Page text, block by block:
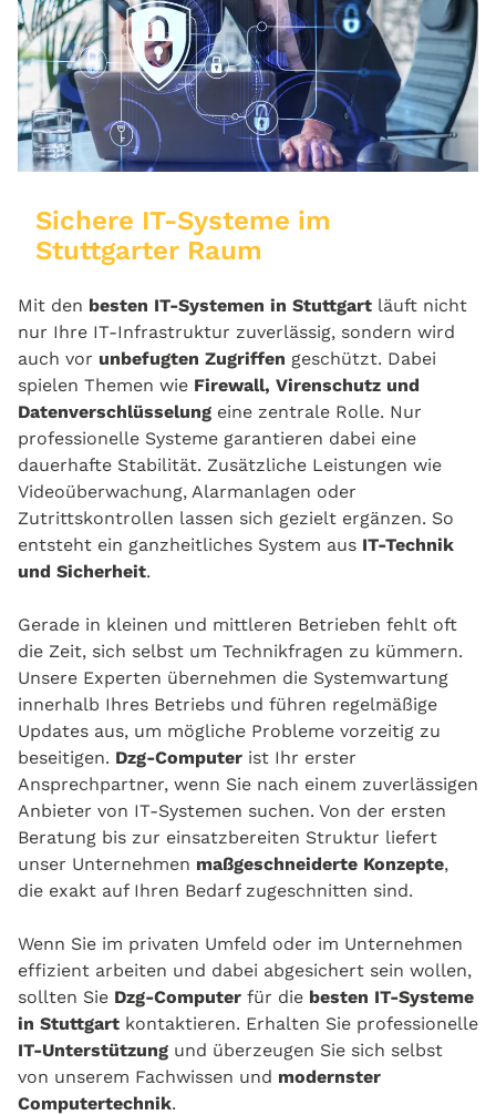
Sichere IT-Systeme im
Stuttgarter Raum
Mit den besten IT-Systemen in Stuttgart läuft nicht
nur Ihre IT-Infrastruktur zuverlässig, sondern wird
auch vor unbefugten Zugriffen geschützt. Dabei
spielen Themen wie Firewall, Virenschutz und
Datenverschlüsselung eine zentrale Rolle. Nur
professionelle Systeme garantieren dabei eine
dauerhafte Stabilität. Zusätzliche Leistungen wie
Videoüberwachung, Alarmanlagen oder
Zutrittskontrollen lassen sich gezielt ergänzen. So
entsteht ein ganzheitliches System aus IT-Technik
und Sicherheit.
Gerade in kleinen und mittleren Betrieben fehlt oft
die Zeit, sich selbst um Technikfragen zu kümmern.
Unsere Experten übernehmen die Systemwartung
innerhalb Ihres Betriebs und führen regelmäßige
Updates aus, um mögliche Probleme vorzeitig zu
beseitigen. Dzg-Computer ist Ihr erster
Ansprechpartner, wenn Sie nach einem zuverlässigen
Anbieter von IT-Systemen suchen. Von der ersten
Beratung bis zur einsatzbereiten Struktur liefert
unser Unternehmen maßgeschneiderte Konzepte,
die exakt auf Ihren Bedarf zugeschnitten sind.
Wenn Sie im privaten Umfeld oder im Unternehmen
effizient arbeiten und dabei abgesichert sein wollen,
sollten Sie Dzg-Computer für die besten IT-Systeme
in Stuttgart kontaktieren. Erhalten Sie professionelle
IT-Unterstützung und überzeugen Sie sich selbst
von unserem Fachwissen und modernster
Computertechnik.